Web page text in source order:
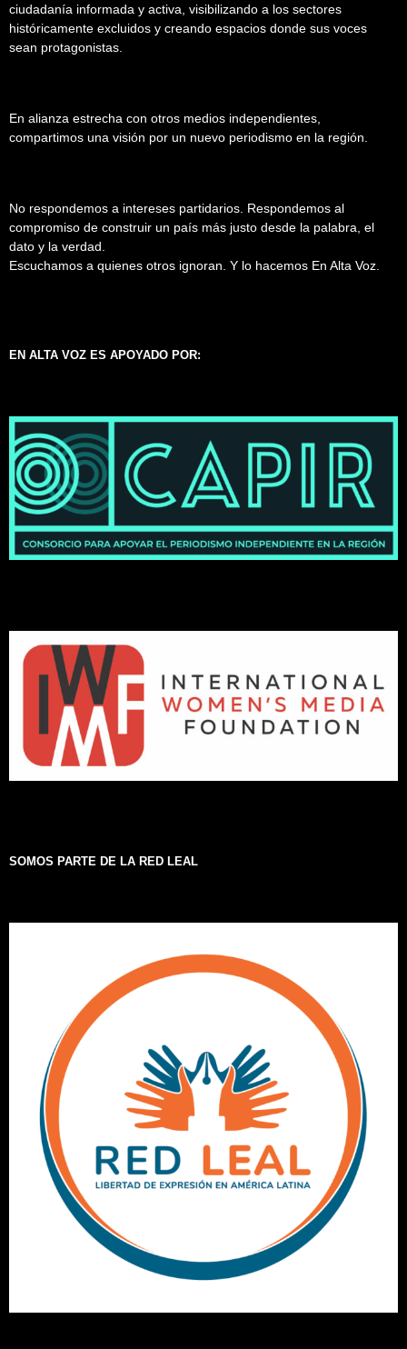
ciudadanía informada y activa, visibilizando a los sectores
históricamente excluidos y creando espacios donde sus voces
sean protagonistas.
En alianza estrecha con otros medios independientes,
compartimos una visión por un nuevo periodismo en la región.
No respondemos a intereses partidarios. Respondemos al
compromiso de construir un país más justo desde la palabra, el
dato y la verdad.
Escuchamos a quienes otros ignoran. Y lo hacemos En Alta Voz.
EN ALTA VOZ ES APOYADO POR:
SOMOS PARTE DE LA RED LEAL